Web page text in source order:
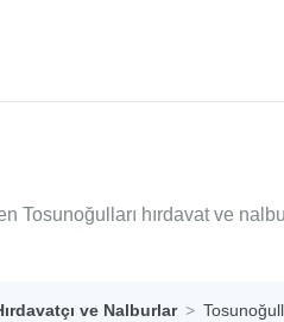
Tosunoğulları hırdavat ve
ve Nalburlar